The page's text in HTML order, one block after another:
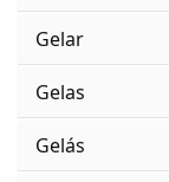
Gelar
Gelas
Gelás